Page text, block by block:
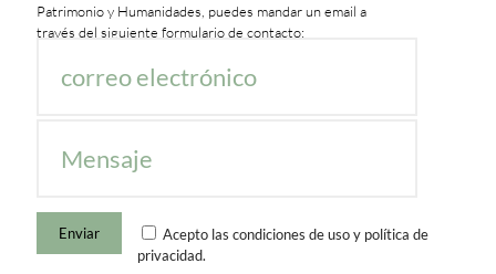
Patrimonio y Humanidades, puedes mandar un email a
través del siguiente formulario de contacto:
Acepto las condiciones de uso y política de
privacidad.